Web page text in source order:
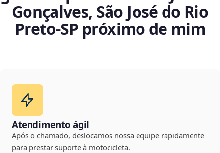
Gonçalves, São José do Rio
Preto‑SP próximo de mim
Atendimento ágil
Após o chamado, deslocamos nossa equipe rapidamente
para prestar suporte à motocicleta.